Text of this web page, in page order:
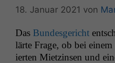
18. Januar 2021 von
Das Bun­des­gericht
lärte Frage, ob bei
ierten Miet­zin­sen und